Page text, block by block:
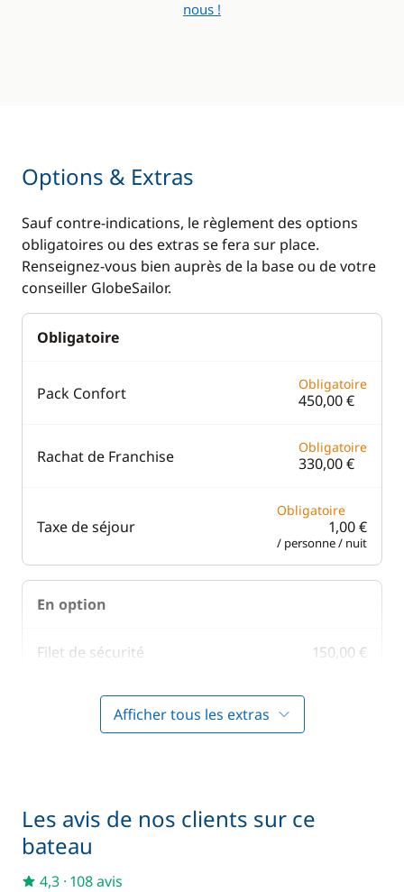
nous !
Options & Extras
Sauf contre-indications, le règlement des options
obligatoires ou des extras se fera sur place.
Renseignez-vous bien auprès de la base ou de votre
conseiller GlobeSailor.
Obligatoire
Pack Confort Obligatoire
450,00 €
Rachat de Franchise Obligatoire
330,00 €
Taxe de séjour
Obligatoire
1,00 €
/ personne / nuit
En option
Filet de sécurité 150,00 €
Hôtesse (repas non inclus)
Paddle
Skipper (repas non inclus)
Afficher tous les extras
Les avis de nos clients sur ce
bateau
4,3 · 108 avis